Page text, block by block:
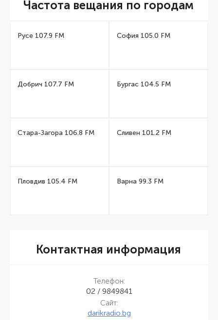
Частота вещания по городам
Русе 107.9 FM
Добрич 107.7 FM
Стара-Загора 106.8 FM
Пловдив 105.4 FM
София 105.0 FM
Бургас 104.5 FM
Сливен 101.2 FM
Варна 99.3 FM
Контактная информация
Телефон:
02 / 9849841
Сайт:
darikradio.bg